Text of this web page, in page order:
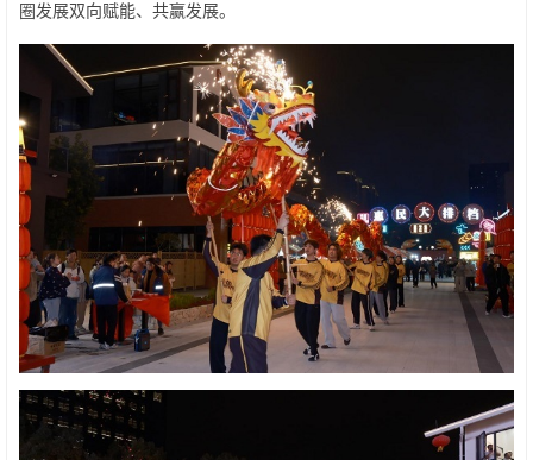
圈发展双向赋能、共赢发展。